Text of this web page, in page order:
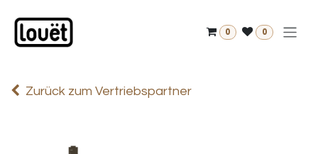
0 0
Zurück zum Vertriebspartner